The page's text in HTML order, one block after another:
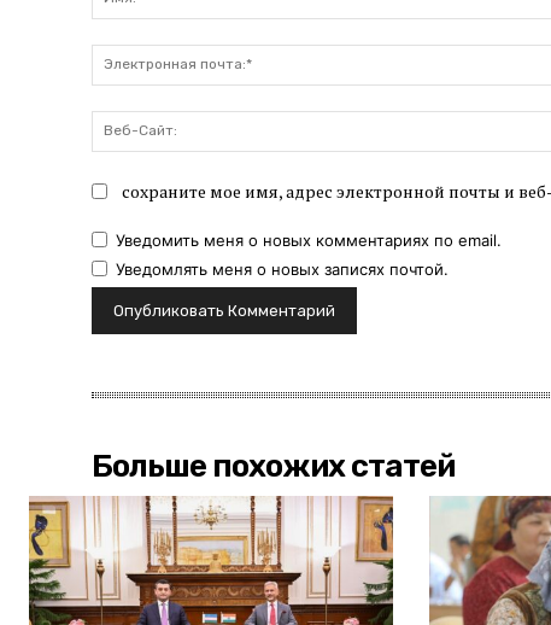
сохраните мое имя, адрес электронной почты и
Уведомить меня о новых комментариях по email.
Уведомлять меня о новых записях почтой.
Больше похожих статей